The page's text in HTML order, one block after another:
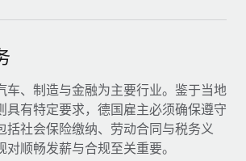
将任何人工智能工具与 Remote 平台相连
具简化流程
伙伴
机遇
即将推出
自动化咨询
车、制造与金融为主要行业。鉴于当地
具有特定要求，德国雇主必须确保遵守
括社会保险缴纳、劳动合同与税务义
顺畅发薪与合规至关重要。